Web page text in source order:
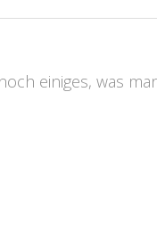
einiges, was